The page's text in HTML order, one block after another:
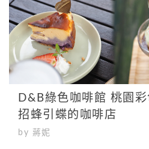
D&B綠色咖啡館 桃園
招蜂引蝶的咖啡店
by 蔣妮